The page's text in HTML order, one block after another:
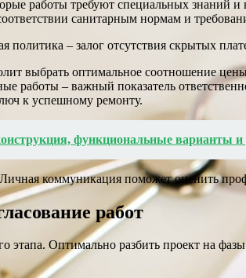
работы требуют специальных знаний и
санитарным нормам и
политика – залог отсутствия скрытых
выбрать оптимальное соотношение цены
работы – важный показатель
к успешному ремонту.
функциональные варианты и
коммуникация поможет оценить
работ
этапа. Оптимально разбить проект на